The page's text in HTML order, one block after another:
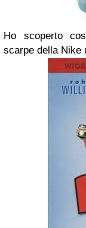
Ho scoperto
scarpe della Nike